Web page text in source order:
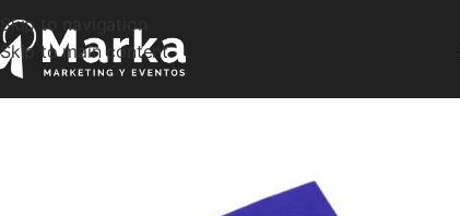
Skip to navigation
Skip to main content